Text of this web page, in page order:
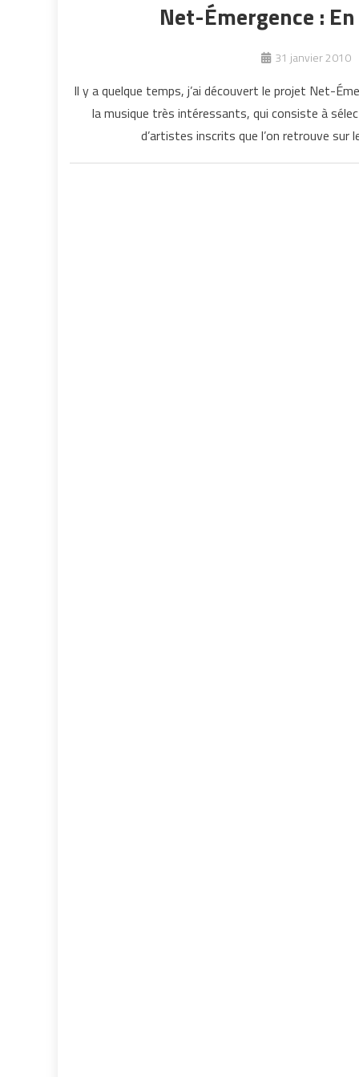
Net-Émergence :
31 janvier 2010
Il y a quelque temps, j’ai découvert le projet Net-
la musique très intéressants, qui consiste à
d’artistes inscrits que l’on retrouve